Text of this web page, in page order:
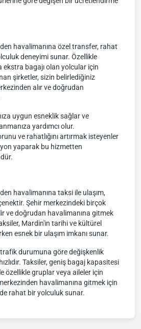
havalimanına özel transfer, rahat
deneyimi sunar. Özellikle
ekstra bagajı olan yolcular için
şirketler, sizin belirlediğiniz
alır ve doğrudan
uygun esneklik sağlar ve
yardımcı olur.
ve rahatlığını artırmak isteyenler
yaparak bu hizmetten
havalimanına taksi ile ulaşım,
Şehir merkezindeki birçok
ve doğrudan havalimanına gitmek
Mardin'in tarihi ve kültürel
esnek bir ulaşım imkanı sunar.
trafik durumuna göre değişkenlik
Taksiler, geniş bagaj kapasitesi
özellikle gruplar veya aileler için
havalimanına gitmek için
rahat bir yolculuk sunar.